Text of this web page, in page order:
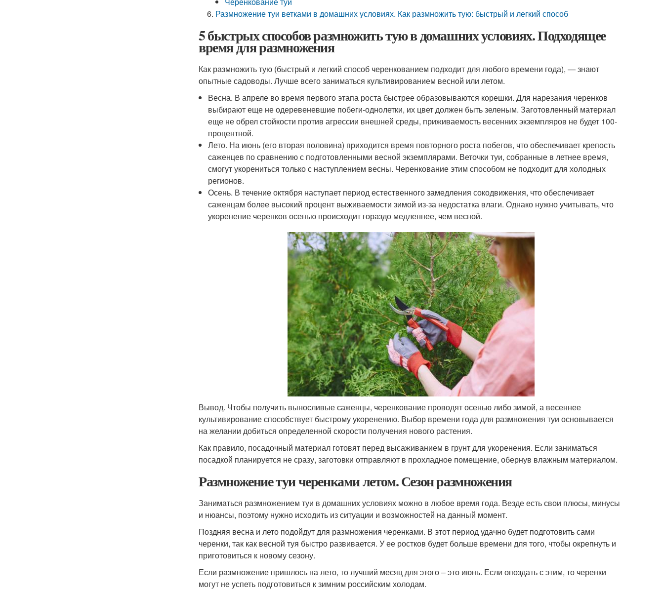
Размножение туи ветками в домашних условиях. Как размножить тую: быстрый и легкий способ
5 быстрых способов размножить тую в домашних условиях. Подходящее
время для размножения
Как размножить тую (быстрый и легкий способ черенкованием подходит для любого времени года), — знают
опытные садоводы. Лучше всего заниматься культивированием весной или летом.
Весна. В апреле во время первого этапа роста быстрее образовываются корешки. Для нарезания черенков
выбирают еще не одеревеневшие побеги-однолетки, их цвет должен быть зеленым. Заготовленный материал
еще не обрел стойкости против агрессии внешней среды, приживаемость весенних экземпляров не будет 100-
процентной.
Лето. На июнь (его вторая половина) приходится время повторного роста побегов, что обеспечивает крепость
саженцев по сравнению с подготовленными весной экземплярами. Веточки туи, собранные в летнее время,
смогут укорениться только с наступлением весны. Черенкование этим способом не подходит для холодных
регионов.
Осень. В течение октября наступает период естественного замедления сокодвижения, что обеспечивает
саженцам более высокий процент выживаемости зимой из-за недостатка влаги. Однако нужно учитывать, что
укоренение черенков осенью происходит гораздо медленнее, чем весной.
Вывод. Чтобы получить выносливые саженцы, черенкование проводят осенью либо зимой, а весеннее
культивирование способствует быстрому укоренению. Выбор времени года для размножения туи основывается
на желании добиться определенной скорости получения нового растения.
Как правило, посадочный материал готовят перед высаживанием в грунт для укоренения. Если заниматься
посадкой планируется не сразу, заготовки отправляют в прохладное помещение, обернув влажным материалом.
Размножение туи черенками летом. Сезон размножения
Заниматься размножением туи в домашних условиях можно в любое время года. Везде есть свои плюсы, минусы
и нюансы, поэтому нужно исходить из ситуации и возможностей на данный момент.
Поздняя весна и лето подойдут для размножения черенками. В этот период удачно будет подготовить сами
черенки, так как весной туя быстро развивается. У ее ростков будет больше времени для того, чтобы окрепнуть и
приготовиться к новому сезону.
Если размножение пришлось на лето, то лучший месяц для этого – это июнь. Если опоздать с этим, то черенки
могут не успеть подготовиться к зимним российским холодам.